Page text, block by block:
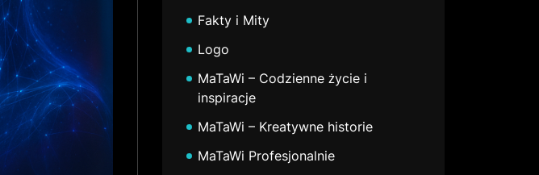
Fakty i Mity
Logo
MaTaWi – Codzienne życie i
inspiracje
MaTaWi – Kreatywne historie
MaTaWi Profesjonalnie